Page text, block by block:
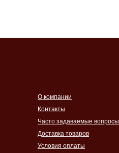
Контакты
Часто задаваемые вопросы
Доставка товаров
Условия оплаты
О компании